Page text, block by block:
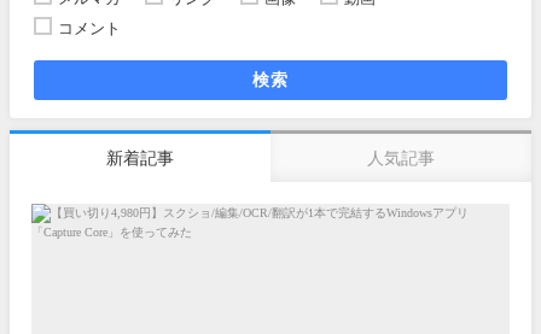
コメント
検索
新着記事 人気記事